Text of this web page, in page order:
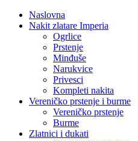
Naslovna
Nakit zlatare Imperia
Ogrlice
Prstenje
Minđuše
Narukvice
Privesci
Kompleti nakita
Vereničko prstenje i burme
Vereničko prstenje
Burme
Zlatnici i dukati